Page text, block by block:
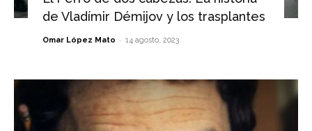
de Vladímir Démijov y los trasplantes
Omar López Mato - 14 agosto, 2023